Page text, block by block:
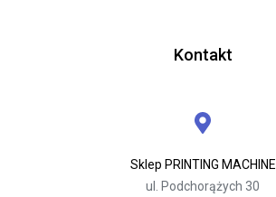
Kontakt
Sklep PRINTING MACHINE
ul. Podchorążych 30